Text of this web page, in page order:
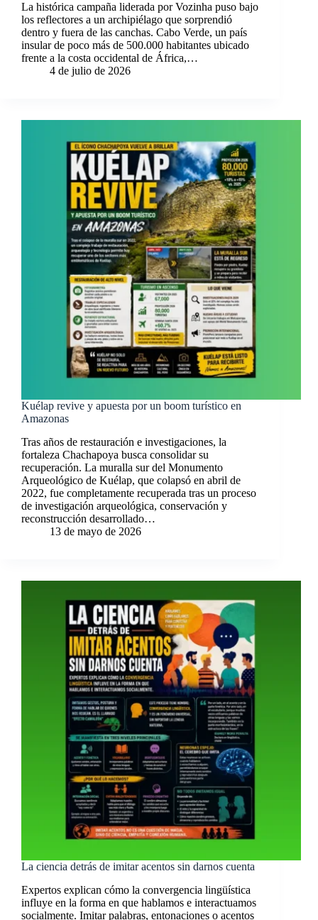
La histórica campaña liderada por Vozinha puso bajo
los reflectores a un archipiélago que sorprendió
dentro y fuera de las canchas. Cabo Verde, un país
insular de poco más de 500.000 habitantes ubicado
frente a la costa occidental de África,…
4 de julio de 2026
Kuélap revive y apuesta por un boom turístico en
Amazonas
Tras años de restauración e investigaciones, la
fortaleza Chachapoya busca consolidar su
recuperación. La muralla sur del Monumento
Arqueológico de Kuélap, que colapsó en abril de
2022, fue completamente recuperada tras un proceso
de investigación arqueológica, conservación y
reconstrucción desarrollado…
13 de mayo de 2026
La ciencia detrás de imitar acentos sin darnos cuenta
Expertos explican cómo la convergencia lingüística
influye en la forma en que hablamos e interactuamos
socialmente. Imitar palabras, entonaciones o acentos